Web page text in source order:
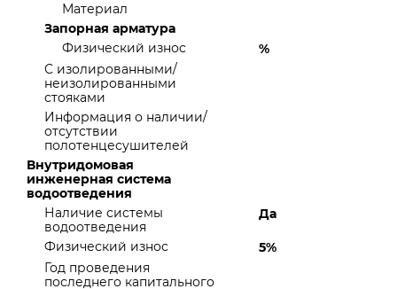
Материал
Запорная арматура
Физический износ
%
С изолированными/
неизолированными
стояками
Информация о наличии/
отсутствии
полотенцесушителей
Внутридомовая
инженерная система
водоотведения
Наличие системы
водоотведения
Да
Физический износ
5%
Год проведения
последнего капитального